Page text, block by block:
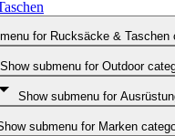
for Rucksäcke & Taschen
Show submenu for Outdoor
Show submenu for
submenu for Marken